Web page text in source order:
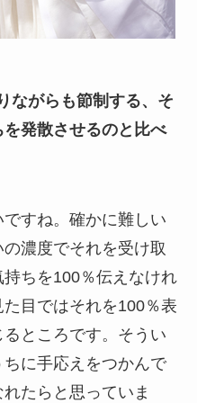
ながらも節制する、そ
発散させるのと比べ
すね。確かに難しい
濃度でそれを受け取
ちを100％伝えなけれ
目ではそれを100％表
ところです。そうい
に手応えをつかんで
たらと思っていま